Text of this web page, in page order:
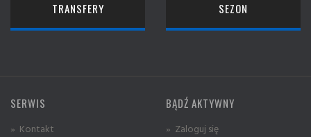
TRANSFERY SEZON
SERWIS
» Kontakt
BĄDŹ AKTYWNY
» Zaloguj się